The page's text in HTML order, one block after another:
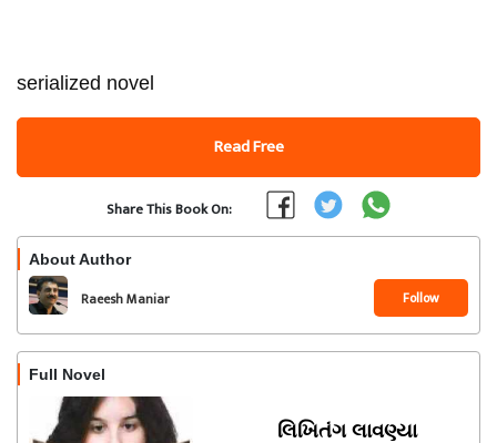
serialized novel
Read Free
Share This Book On:
About Author
Raeesh Maniar Follow
Full Novel
લિખિતંગ લાવણ્યા